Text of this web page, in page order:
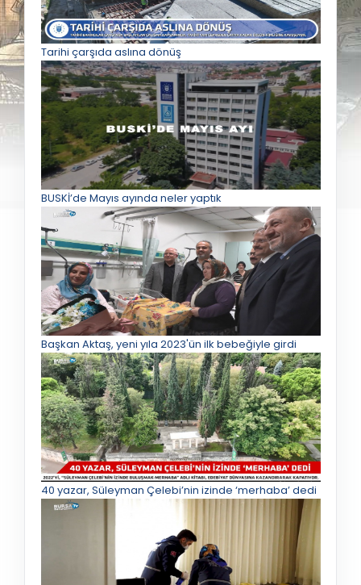
Tarihi çarşıda aslına dönüş
BUSKİ’de Mayıs ayında neler yaptık
Başkan Aktaş, yeni yıla 2023'ün ilk bebeğiyle girdi
40 yazar, Süleyman Çelebi’nin izinde ‘merhaba’ dedi